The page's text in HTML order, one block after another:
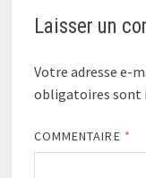
Laisser un
Votre adresse e-
obligatoires sont
COMMENTAIRE *